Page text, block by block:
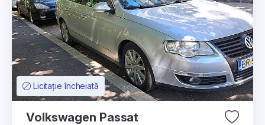
Licitație încheiată
Volkswagen Passat